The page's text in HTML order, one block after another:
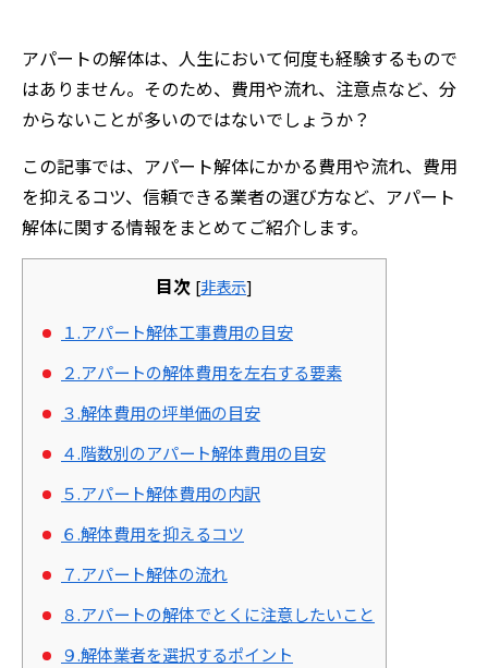
アパートの解体は、人生において何度も経験するもので
はありません。そのため、費用や流れ、注意点など、分
からないことが多いのではないでしょうか？
この記事では、アパート解体にかかる費用や流れ、費用
を抑えるコツ、信頼できる業者の選び方など、アパート
解体に関する情報をまとめてご紹介します。
目次 [非表示]
１.アパート解体工事費用の目安
２.アパートの解体費用を左右する要素
３.解体費用の坪単価の目安
４.階数別のアパート解体費用の目安
５.アパート解体費用の内訳
６.解体費用を抑えるコツ
７.アパート解体の流れ
８.アパートの解体でとくに注意したいこと
９.解体業者を選択するポイント